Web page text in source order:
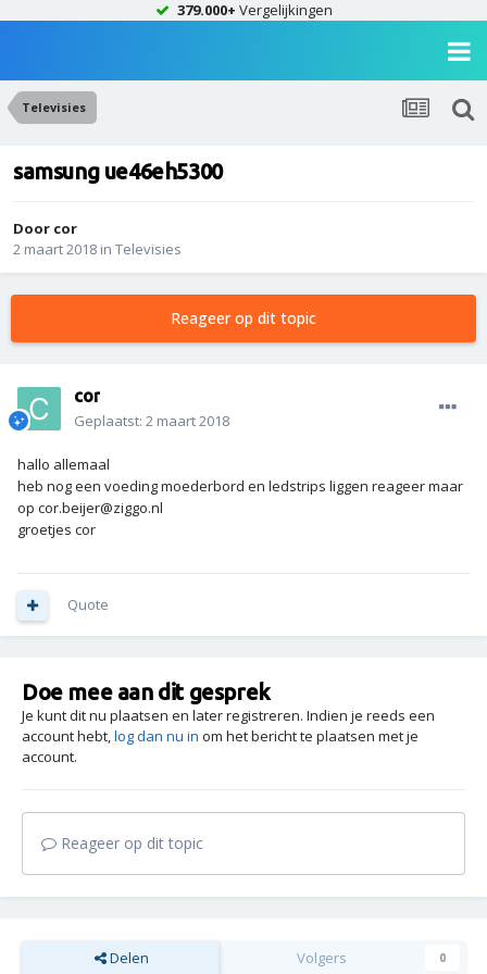
379.000+ Vergelijkingen
Televisies
samsung ue46eh5300
Door cor
2 maart 2018 in Televisies
Reageer op dit topic
cor
Geplaatst: 2 maart 2018
hallo allemaal
heb nog een voeding moederbord en ledstrips liggen reageer maar
op cor.beijer@ziggo.nl
groetjes cor
Quote
Doe mee aan dit gesprek
Je kunt dit nu plaatsen en later registreren. Indien je reeds een
account hebt,log dan nu in om het bericht te plaatsen met je
account.
Reageer op dit topic
Delen Volgers 0